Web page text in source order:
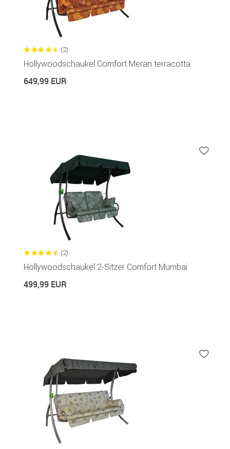
(2)
Hollywoodschaukel Comfort Meran terracotta
649,99 EUR
(2)
Hollywoodschaukel 2-Sitzer Comfort Mumbai
499,99 EUR